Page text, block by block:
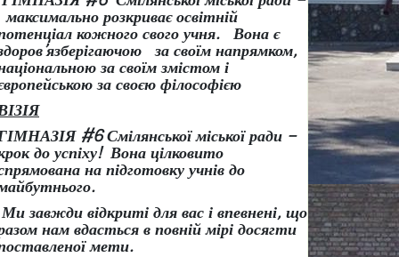
розкриває освітній
кожного свого учня.
Вона є
’язберігаючою за своїм напрямком,
за своїм змістом і
за своєю філософією
#6 Смілянської міської ради –
до успіху! Вона цілковито
на підготовку учнів до
Ми завжди відкриті для вас і впевнені, що
нам вдасться в повній мірі досягти
мети.